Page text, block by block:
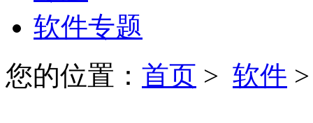
软件专题
您的位置： 首页 > 软件